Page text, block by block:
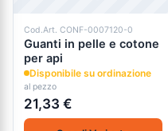
Cod.Art. CONF-0007120-0
Guanti in pelle e cotone
per api
Disponibile su ordinazione
al pezzo
21,33 €